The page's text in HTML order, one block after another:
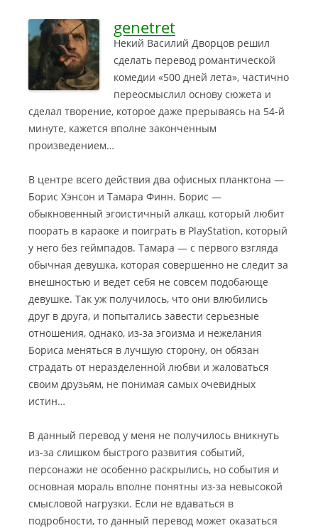
genetret
Некий Василий Дворцов решил
сделать перевод романтической
комедии «500 дней лета», частично
переосмыслил основу сюжета и
сделал творение, которое даже прерываясь на 54-й
минуте, кажется вполне законченным
произведением…
В центре всего действия два офисных планктона —
Борис Хэнсон и Тамара Финн. Борис —
обыкновенный эгоистичный алкаш, который любит
поорать в караоке и поиграть в PlayStation, который
у него без геймпадов. Тамара — с первого взгляда
обычная девушка, которая совершенно не следит за
внешностью и ведет себя не совсем подобающе
девушке. Так уж получилось, что они влюбились
друг в друга, и попытались завести серьезные
отношения, однако, из-за эгоизма и нежелания
Бориса меняться в лучшую сторону, он обязан
страдать от неразделенной любви и жаловаться
своим друзьям, не понимая самых очевидных
истин…
В данный перевод у меня не получилось вникнуть
из-за слишком быстрого развития событий,
персонажи не особенно раскрылись, но события и
основная мораль вполне понятны из-за невысокой
смысловой нагрузки. Если не вдаваться в
подробности, то данный перевод может оказаться